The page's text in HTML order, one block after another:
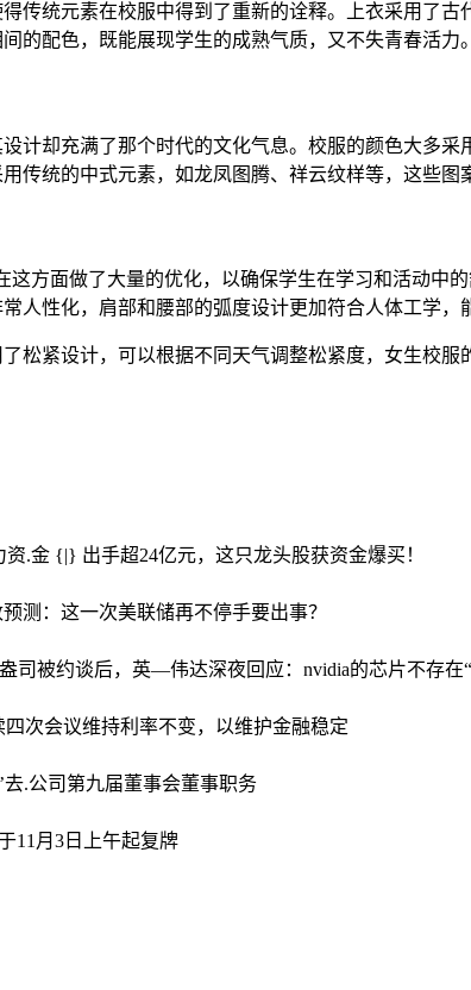
传统元素在校服中得到了重新的诠释。上衣采用了
的配色，既能展现学生的成熟气质，又不失青春活力。
计却充满了那个时代的文化气息。校服的颜色大多
传统的中式元素，如龙凤图腾、祥云纹样等，这些图
方面做了大量的优化，以确保学生在学习和活动中
性化，肩部和腰部的弧度设计更加符合人体工学，
松紧设计，可以根据不同天气调整松紧度，女生校
资.金 {|} 出手超24亿元，这只龙头股获资金爆买！
测：这一次美联储再不停手要出事？
司被约谈后，英—伟达深夜回应：nvidia的芯片不存在
四次会议维持利率不变，以维护金融稳定
去.公司第九届董事会董事职务
11月3日上午起复牌